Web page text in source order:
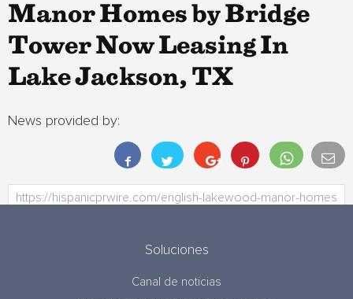
Manor Homes by Bridge
Tower Now Leasing In
Lake Jackson, TX
News provided by:
Soluciones
Canal de noticias